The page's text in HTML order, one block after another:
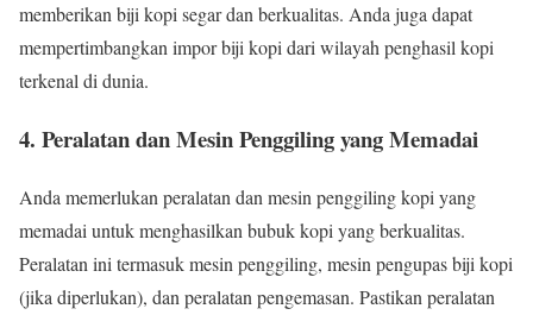
memberikan biji kopi segar dan berkualitas. Anda juga dapat
mempertimbangkan impor biji kopi dari wilayah penghasil kopi
terkenal di dunia.
4. Peralatan dan Mesin Penggiling yang Memadai
Anda memerlukan peralatan dan mesin penggiling kopi yang
memadai untuk menghasilkan bubuk kopi yang berkualitas.
Peralatan ini termasuk mesin penggiling, mesin pengupas biji kopi
(jika diperlukan), dan peralatan pengemasan. Pastikan peralatan